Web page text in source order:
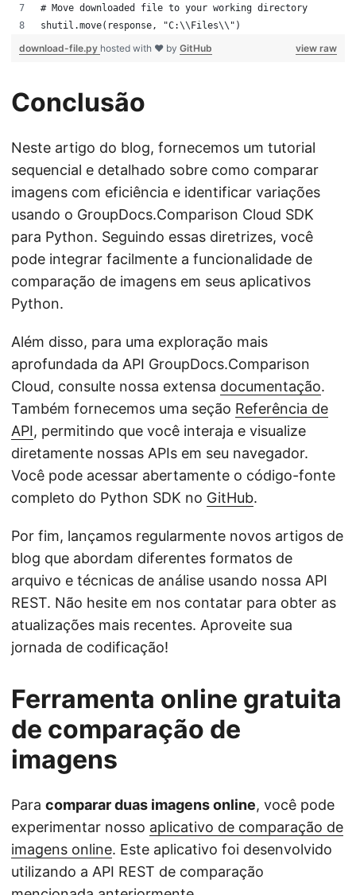
# Move downloaded file to your working directory
shutil.move(response, "C:\\Files\\")
view raw
download-file.py hosted with ❤ by GitHub
Conclusão
Neste artigo do blog, fornecemos um tutorial
sequencial e detalhado sobre como comparar
imagens com eficiência e identificar variações
usando o GroupDocs.Comparison Cloud SDK
para Python. Seguindo essas diretrizes, você
pode integrar facilmente a funcionalidade de
comparação de imagens em seus aplicativos
Python.
Além disso, para uma exploração mais
aprofundada da API GroupDocs.Comparison
Cloud, consulte nossa extensa documentação.
Também fornecemos uma seção Referência de
API, permitindo que você interaja e visualize
diretamente nossas APIs em seu navegador.
Você pode acessar abertamente o código-fonte
completo do Python SDK no GitHub.
Por fim, lançamos regularmente novos artigos de
blog que abordam diferentes formatos de
arquivo e técnicas de análise usando nossa API
REST. Não hesite em nos contatar para obter as
atualizações mais recentes. Aproveite sua
jornada de codificação!
Ferramenta online gratuita
de comparação de
imagens
Para comparar duas imagens online, você pode
experimentar nosso aplicativo de comparação de
imagens online. Este aplicativo foi desenvolvido
utilizando a API REST de comparação